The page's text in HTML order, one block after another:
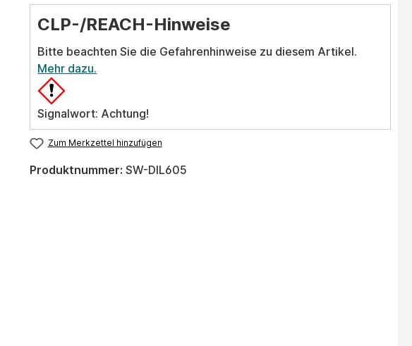
CLP-/REACH-Hinweise
Bitte beachten Sie die Gefahrenhinweise zu diesem Artikel.
Mehr dazu.
Signalwort: Achtung!
Zum Merkzettel hinzufügen
Produktnummer:SW-DIL605